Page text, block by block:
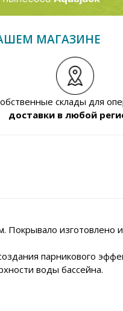
МАГАЗИНЕ
склады для
доставки в любой
Покрывало
парникового
воды бассейна.